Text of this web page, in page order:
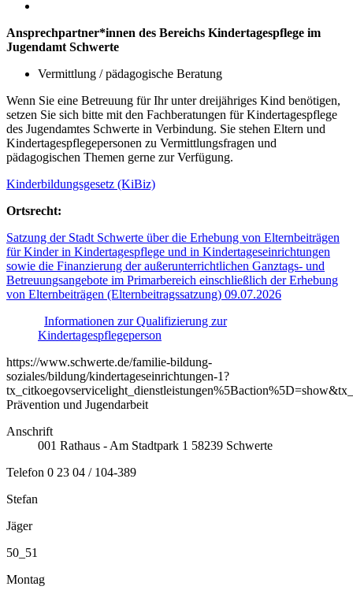
Ansprechpartner*innen des Bereichs Kindertagespflege im
Jugendamt Schwerte
Vermittlung / pädagogische Beratung
Wenn Sie eine Betreuung für Ihr unter dreijähriges Kind benötigen,
setzen Sie sich bitte mit den Fachberatungen für Kindertagespflege
des Jugendamtes Schwerte in Verbindung. Sie stehen Eltern und
Kindertagespflegepersonen zu Vermittlungsfragen und
pädagogischen Themen gerne zur Verfügung.
Kinderbildungsgesetz (KiBiz)
Ortsrecht:
Satzung der Stadt Schwerte über die Erhebung von Elternbeiträgen
für Kinder in Kindertagespflege und in Kindertageseinrichtungen
sowie die Finanzierung der außerunterrichtlichen Ganztags- und
Betreuungsangebote im Primarbereich einschließlich der Erhebung
von Elternbeiträgen (Elternbeitragssatzung) 09.07.2026
Informationen zur Qualifizierung zur
Kindertagespflegeperson
https://www.schwerte.de/familie-bildung-
soziales/bildung/kindertageseinrichtungen-1?
Prävention und Jugendarbeit
Anschrift
001 Rathaus - Am Stadtpark 1 58239 Schwerte
Telefon 0 23 04 / 104-389
Stefan
Jäger
50_51
Montag